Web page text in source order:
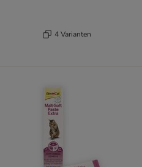
4 Varianten